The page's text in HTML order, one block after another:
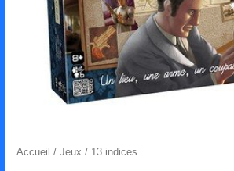
Accueil /Jeux / 13 indices